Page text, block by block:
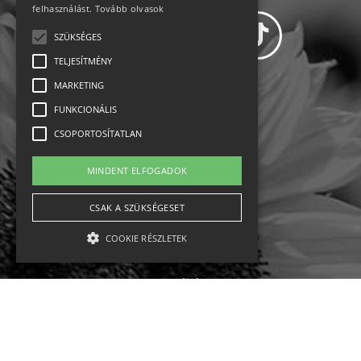
Állásajánlatok
Impresszum-kapcsolat
Jogi nyilatkozat
English
felhasználást. Tovább olvasok
SZÜKSÉGES
TELJESÍTMÉNY
MARKETING
FUNKCIONÁLIS
CSOPORTOSÍTATLAN
MINDENT ELFOGADOK
CSAK A SZÜKSÉGESET
COOKIE RÉSZLETEK